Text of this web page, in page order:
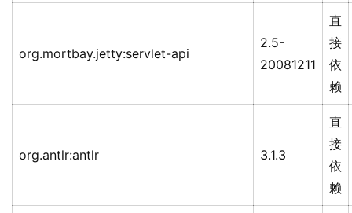
org.mortbay.jetty:servlet-api
2.5-
20081211
直
接
依
赖
org.antlr:antlr 3.1.3
直
接
依
赖